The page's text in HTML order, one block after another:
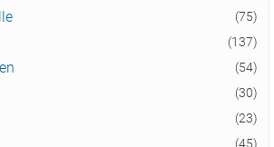
(75)
(137)
(54)
(30)
(23)
(45)